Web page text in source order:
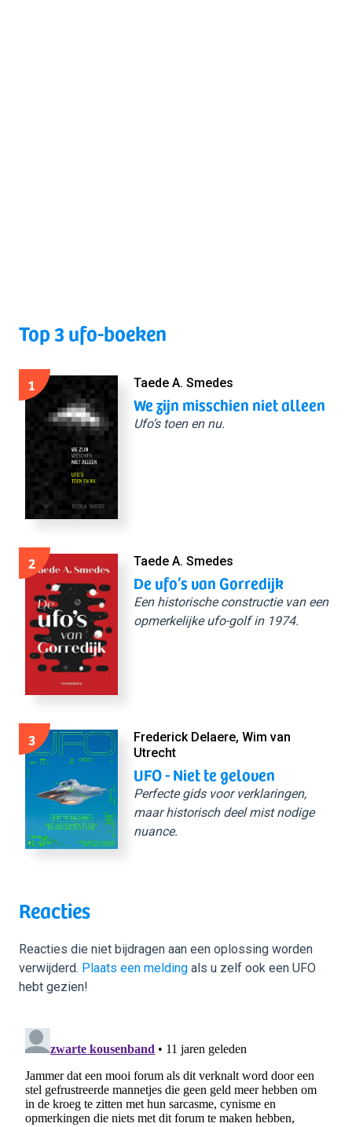
Top 3 ufo-boeken
1 Taede A. Smedes
We zijn misschien niet alleen
Ufo’s toen en nu.
2 Taede A. Smedes
De ufo’s van Gorredijk
Een historische constructie van een
opmerkelijke ufo-golf in 1974.
3
Frederick Delaere, Wim van
Utrecht
UFO - Niet te geloven
Perfecte gids voor verklaringen,
maar historisch deel mist nodige
nuance.
Reacties
Reacties die niet bijdragen aan een oplossing worden
verwijderd. Plaats een melding als u zelf ook een UFO
hebt gezien!